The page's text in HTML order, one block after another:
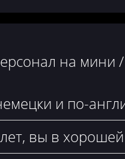
на мини
и по-
вы в